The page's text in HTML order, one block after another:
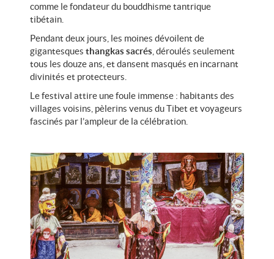
comme le fondateur du bouddhisme tantrique
tibétain.
Pendant deux jours, les moines dévoilent de
gigantesques thangkas sacrés , déroulés seulement
tous les douze ans, et dansent masqués en incarnant
divinités et protecteurs.
Le festival attire une foule immense : habitants des
villages voisins, pèlerins venus du Tibet et voyageurs
fascinés par l’ampleur de la célébration.